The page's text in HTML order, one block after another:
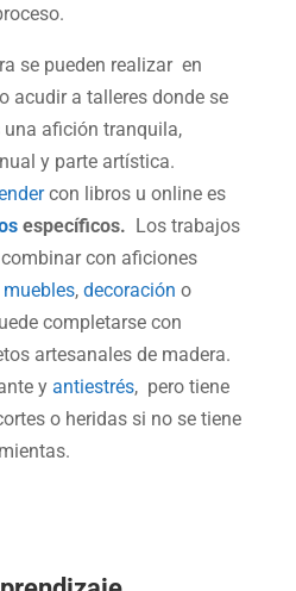
se pueden realizar en
acudir a talleres donde se
afición tranquila,
y parte artística.
con libros u online es
específicos. Los trabajos
con aficiones
, decoración o
completarse con
artesanales de madera.
y antiestrés, pero tiene
o heridas si no se tiene